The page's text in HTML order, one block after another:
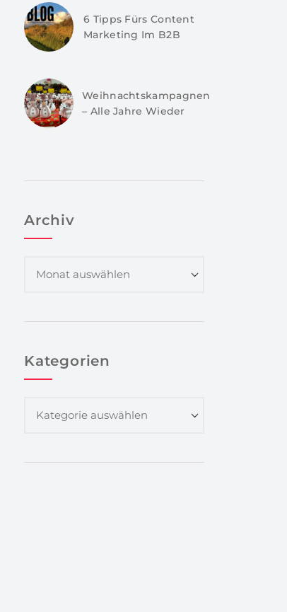
6 Tipps Fürs Content
Marketing Im B2B
Weihnachtskampagnen
– Alle Jahre Wieder
Archiv
Kategorien